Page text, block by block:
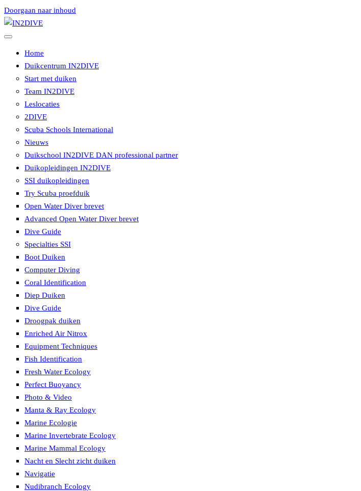
Doorgaan naar inhoud
Home
Duikcentrum IN2DIVE
Start met duiken
Team IN2DIVE
Leslocaties
2DIVE
Scuba Schools International
Nieuws
Duikschool IN2DIVE DAN professional partner
Duikopleidingen IN2DIVE
SSI duikopleidingen
Try Scuba proefduik
Open Water Diver brevet
Advanced Open Water Diver brevet
Dive Guide
Specialties SSI
Boot Duiken
Computer Diving
Coral Identification
Diep Duiken
Dive Guide
Droogpak duiken
Enriched Air Nitrox
Equipment Techniques
Fish Identification
Fresh Water Ecology
Perfect Buoyancy
Photo & Video
Manta & Ray Ecology
Marine Ecologie
Marine Invertebrate Ecology
Marine Mammal Ecology
Nacht en Slecht zicht duiken
Navigatie
Nudibranch Ecology